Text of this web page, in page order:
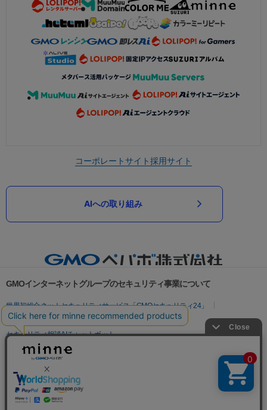
コーポレートサイト採用サイト
AIへの取り組み
GMOインターネットグループのセキュリティ事業について
世界初総合ネットセキュリティサービス「GMOセキュリティ24」
パスワード漏洩診断
Webサイトリスク診断
セキュリティ相談AIチャットボット
実在証明・盗聴対策
サイバー攻撃対策（GMO Flatt Security）
セキュリティ事業の軌跡